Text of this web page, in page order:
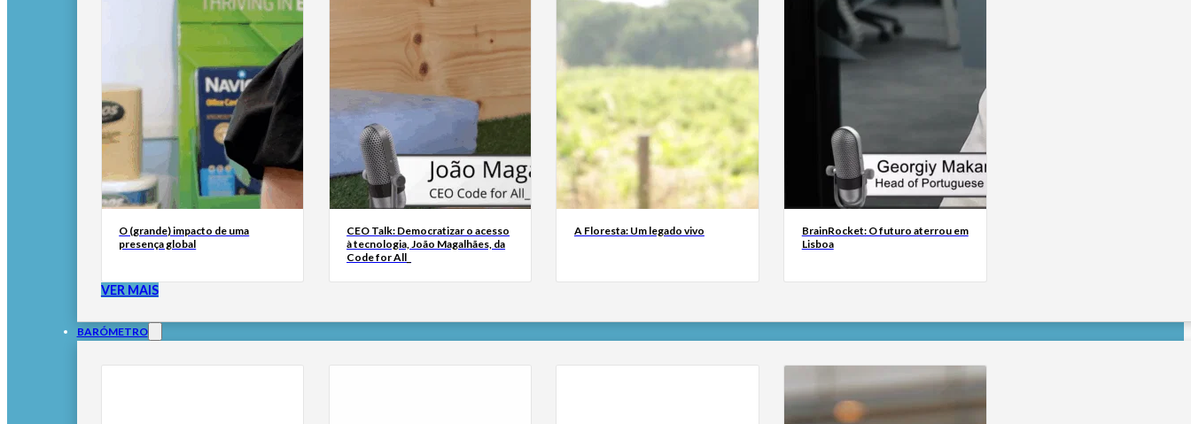
O (grande) impacto de uma
presença global
CEO Talk: Democratizar o acesso
à tecnologia, João Magalhães, da
Code for All_
A Floresta: Um legado vivo
BrainRocket: O futuro aterrou em
Lisboa
VER MAIS
BARÓMETRO